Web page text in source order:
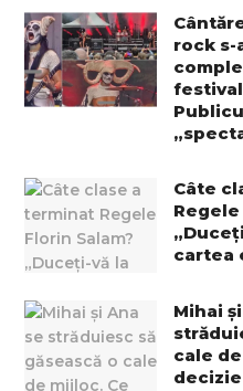
rock s-
festival
Câte
Regele
cartea
Mihai
cale